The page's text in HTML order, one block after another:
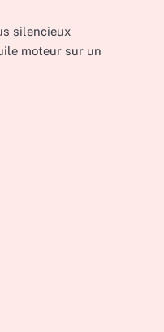
silencieux
moteur sur un